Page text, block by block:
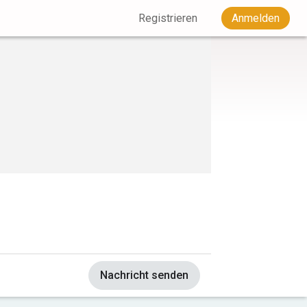
Registrieren Anmelden
Nachricht senden